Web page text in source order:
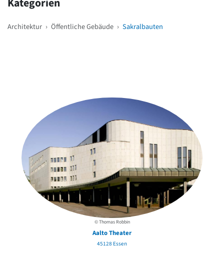
Architektur › Öffentliche Gebäude › Sakralbauten
© Thomas Robbin
Aalto Theater
45128 Essen